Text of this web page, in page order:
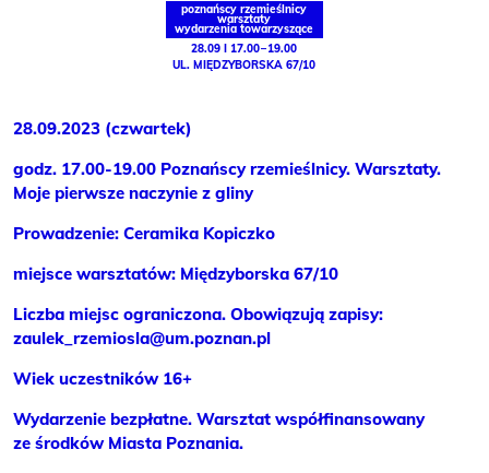
poznańscy rzemieślnicy
warsztaty
wydarzenia towarzyszące
28.09 I 17.00 – 19.00
UL. MIĘDZYBORSKA 67/10
28.09.2023 (czwartek)
godz. 17.00-19.00 Poznańscy rzemieślnicy. Warsztaty.
Moje pierwsze naczynie z gliny
Prowadzenie: Ceramika Kopiczko
miejsce warsztatów: Międzyborska 67/10
Liczba miejsc ograniczona. Obowiązują zapisy:
zaulek_rzemiosla@um.poznan.pl
Wiek uczestników 16+
Wydarzenie bezpłatne. Warsztat współfinansowany
ze środków Miasta Poznania.